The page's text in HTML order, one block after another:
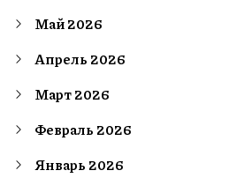
Май 2026
Апрель 2026
Март 2026
Февраль 2026
Январь 2026